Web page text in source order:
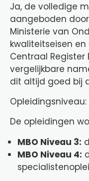
Ja, de volledige
aangeboden
Ministerie van
kwaliteitseisen
Centraal
vergelijkbare
dit altijd goed bij
De opleidingen
MBO Niveau 3:
MBO Niveau 4: